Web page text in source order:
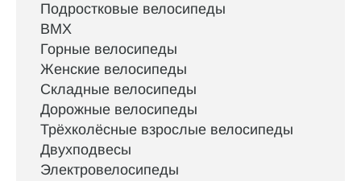
Подростковые велосипеды
BMX
Горные велосипеды
Женские велосипеды
Складные велосипеды
Дорожные велосипеды
Трёхколёсные взрослые велосипеды
Двухподвесы
Электровелосипеды